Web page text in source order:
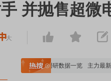
并抛售超微
股数据 机构调研数据一览 主力最新